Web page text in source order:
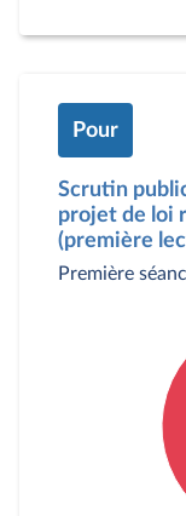
Pour
Scrutin
projet de loi
(première
Première